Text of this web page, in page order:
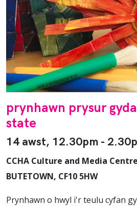
prynhawn prysur
state
14 awst, 12.30pm -
CCHA Culture and Media
BUTETOWN, CF10 5HW
Prynhawn o hwyl i'r teulu cyfan